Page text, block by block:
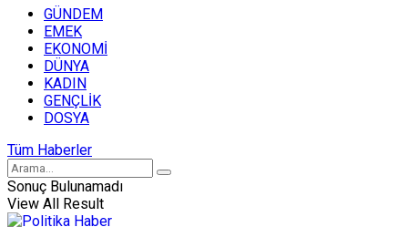
GÜNDEM
EMEK
EKONOMİ
DÜNYA
KADIN
GENÇLİK
DOSYA
Tüm Haberler
Sonuç Bulunamadı
View All Result